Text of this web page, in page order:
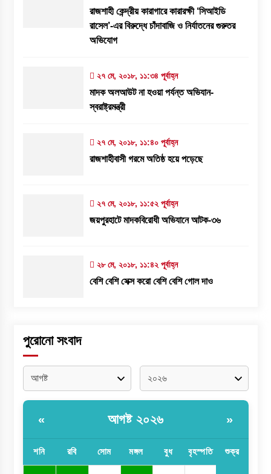
রাজশাহী কেন্দ্রীয় কারাগারে কারারক্ষী ‘সিআইডি
রাসেল’-এর বিরুদ্ধে চাঁদাবাজি ও নির্যাতনের গুরুতর
অভিযোগ
২৭ মে, ২০১৮, ১১:৩৪ পূর্বাহ্ন
মাদক অলআউট না হওয়া পর্যন্ত অভিযান-
স্বরাষ্ট্রমন্ত্রী
২৭ মে, ২০১৮, ১১:৪০ পূর্বাহ্ন
রাজশাহীবাসী গরমে অতিষ্ঠ হয়ে পড়েছে
২৭ মে, ২০১৮, ১১:৫২ পূর্বাহ্ন
জয়পুরহাটে মাদকবিরোধী অভিযানে আটক-৩৬
২৮ মে, ২০১৮, ১১:৪২ পূর্বাহ্ন
বেশি বেশি সেক্স করো বেশি বেশি গোল দাও
পুরোনো সংবাদ
« আগষ্ট ২০২৬ »
শনি রবি সোম মঙ্গল বুধ বৃহস্পতি শুক্র